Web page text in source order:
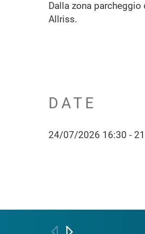
Dalla zona
Allriss.
DATE
24/07/2026 16:30 -